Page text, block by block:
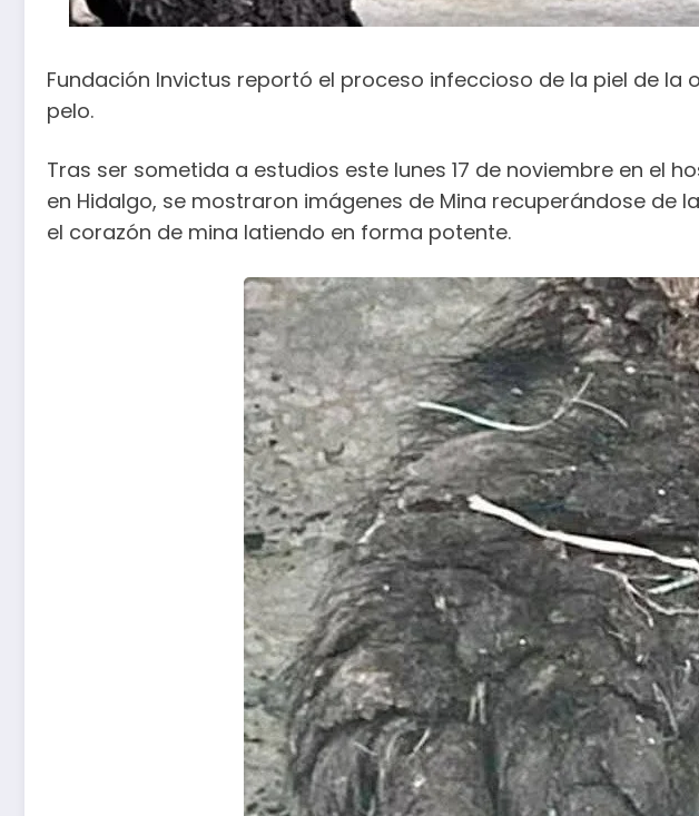
Fundación Invictus reportó el proceso infeccioso de la piel de
pelo.
Tras ser sometida a estudios este lunes 17 de noviembre en el
en Hidalgo, se mostraron imágenes de Mina recuperándose de
el corazón de mina latiendo en forma potente.